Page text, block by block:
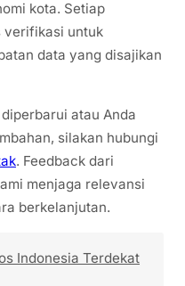
kota. Setiap
verifikasi untuk
data yang disajikan
atau Anda
silakan hubungi
. Feedback dari
menjaga relevansi
berkelanjutan.
Indonesia Terdekat